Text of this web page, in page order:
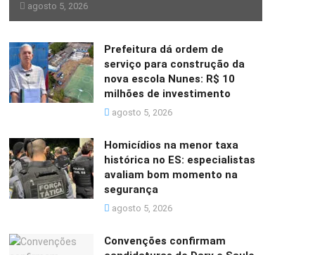
agosto 5, 2026
Prefeitura dá ordem de
serviço para construção da
nova escola Nunes: R$ 10
milhões de investimento
agosto 5, 2026
Homicídios na menor taxa
histórica no ES: especialistas
avaliam bom momento na
segurança
agosto 5, 2026
Convenções confirmam